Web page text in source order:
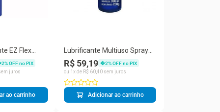
EZ Flex
Aerosol
2% OFF no PIX
juros
ao carrinho
Lubrificante Multiuso Spray
WD-40 com Válvula 180°
Amarelo WD40 300ML
R$ 59,19 2% OFF no PIX
ou 1 x de R$ 60,40sem juros
Adicionar ao carrinho